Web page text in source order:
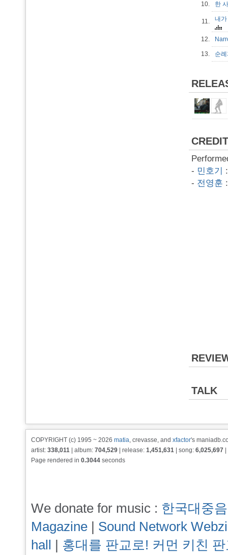
10. 한
11. 내
12.
13. 순
- 민호기
- 전영훈
TALK
COPYRIGHT (c) 1995 ~ 2026 matia, crevasse, and xfactor's
artist: 338,011 | album: 704,529 | release: 1,451,631 | song: 6,025,697
Page rendered in 0.3044 seconds
We donate for music : 한국대중
Magazine | Sound Network
hall | 홍대를 판교로! 커먼 키친